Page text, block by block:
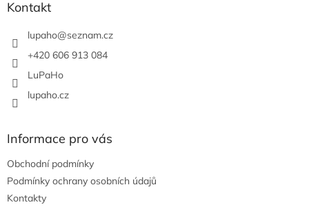
Kontakt
lupaho@seznam.cz
+420 606 913 084
LuPaHo
lupaho.cz
Informace pro vás
Obchodní podmínky
Podmínky ochrany osobních údajů
Kontakty